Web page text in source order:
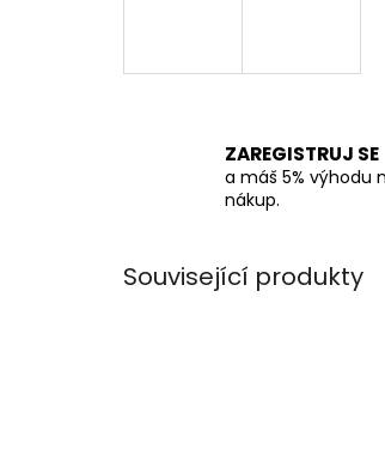
ZAREGISTRUJ SE
a máš 5% výhodu
nákup.
Související produkty